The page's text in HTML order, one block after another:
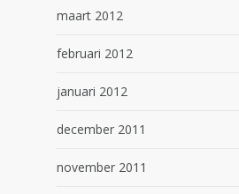
maart 2012
februari 2012
januari 2012
december 2011
november 2011